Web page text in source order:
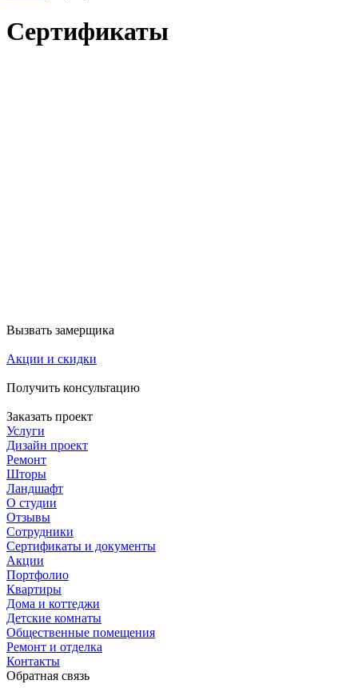
Сертификаты
Вызвать замерщика
Акции и скидки
Получить консультацию
Заказать проект
Услуги
Дизайн проект
Ремонт
Шторы
Ландшафт
О студии
Отзывы
Сотрудники
Сертификаты и документы
Акции
Портфолио
Квартиры
Дома и коттеджи
Детские комнаты
Общественные помещения
Ремонт и отделка
Контакты
Обратная связь